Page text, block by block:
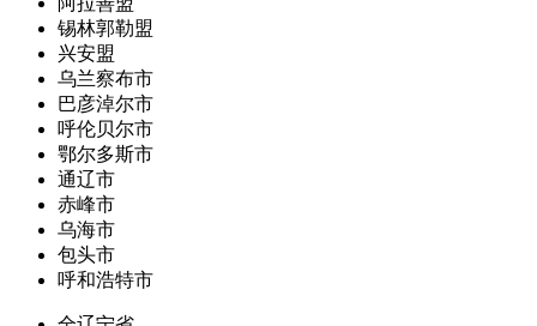
锡林郭勒盟
兴安盟
乌兰察布市
巴彦淖尔市
呼伦贝尔市
鄂尔多斯市
通辽市
赤峰市
乌海市
包头市
呼和浩特市